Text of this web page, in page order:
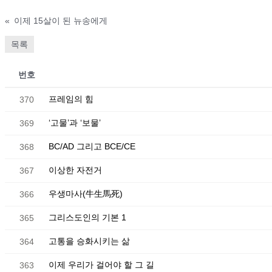
« 이제 15살이 된 뉴송에게
목록
번호
370 프레임의 힘
369 ‘고물’과 ‘보물’
368 BC/AD 그리고 BCE/CE
367 이상한 자전거
366 우생마사(牛生馬死)
365 그리스도인의 기본 1
364 고통을 승화시키는 삶
363 이제 우리가 걸어야 할 그 길